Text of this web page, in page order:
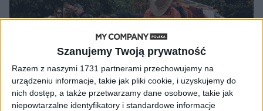
Szanujemy Twoją prywatność
Razem z naszymi 1731 partnerami przechowujemy na
urządzeniu informacje, takie jak pliki cookie, i uzyskujemy do
nich dostęp, a także przetwarzamy dane osobowe, takie jak
niepowtarzalne identyfikatory i standardowe informacje